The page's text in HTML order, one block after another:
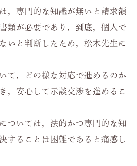
，専門的な知識が無いと請求額
類が必要であり，到底，個人で
いと判断したため，松木先生に
て，どの様な対応で進めるのか
，安心して示談交渉を進めるこ
ついては，法的かつ専門的な知
することは困難であると痛感し